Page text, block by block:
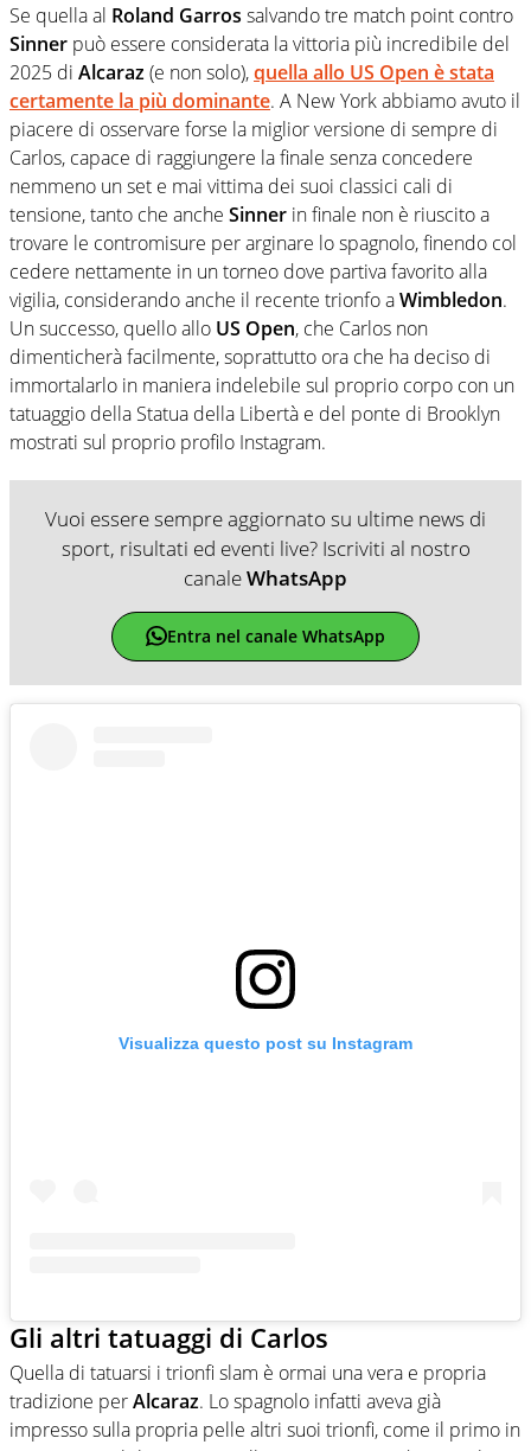
Se quella al Roland Garros salvando tre match point contro
Sinner può essere considerata la vittoria più incredibile del
2025 di Alcaraz(e non solo),quella allo US Open è stata
certamente la più dominante. A New York abbiamo avuto il
piacere di osservare forse la miglior versione di sempre di
Carlos, capace di raggiungere la finale senza concedere
nemmeno un set e mai vittima dei suoi classici cali di
tensione, tanto che anche Sinner in finale non è riuscito a
trovare le contromisure per arginare lo spagnolo, finendo col
cedere nettamente in un torneo dove partiva favorito alla
vigilia, considerando anche il recente trionfo aWimbledon.
Un successo, quello allo US Open, che Carlos non
dimenticherà facilmente, soprattutto ora che ha deciso di
immortalarlo in maniera indelebile sul proprio corpo con un
tatuaggio della Statua della Libertà e del ponte di Brooklyn
mostrati sul proprio profilo Instagram.
Vuoi essere sempre aggiornato su ultime news di
sport, risultati ed eventi live? Iscriviti al nostro
canaleWhatsApp
Entra nel canale WhatsApp
Visualizza questo post su Instagram
Gli altri tatuaggi di Carlos
Quella di tatuarsi i trionfi slam è ormai una vera e propria
tradizione perAlcaraz. Lo spagnolo infatti aveva già
impresso sulla propria pelle altri suoi trionfi, come il primo in